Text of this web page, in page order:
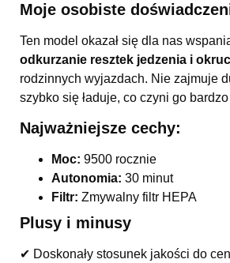
Moje osobiste
Ten model okazał się dla nas
odkurzanie resztek jedzenia i
rodzinnych wyjazdach. Nie zajmuje
szybko się ładuje, co czyni go
Najważniejsze cechy:
Moc: 9500 rocznie
Autonomia: 30 minut
Filtr: Zmywalny filtr HEPA
Plusy i minusy
✔ Doskonały stosunek jakości do